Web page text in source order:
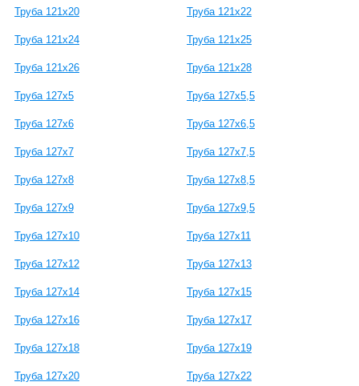
Труба 121х20 Труба 121х22
Труба 121х24 Труба 121х25
Труба 121х26 Труба 121х28
Труба 127х5 Труба 127х5,5
Труба 127х6 Труба 127х6,5
Труба 127х7 Труба 127х7,5
Труба 127х8 Труба 127х8,5
Труба 127х9 Труба 127х9,5
Труба 127х10 Труба 127х11
Труба 127х12 Труба 127х13
Труба 127х14 Труба 127х15
Труба 127х16 Труба 127х17
Труба 127х18 Труба 127х19
Труба 127х20 Труба 127х22